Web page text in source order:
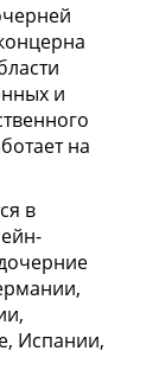
и
на
в
Испании,